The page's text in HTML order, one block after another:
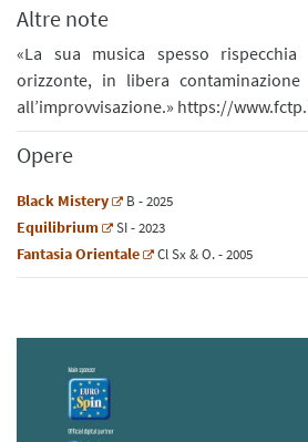
Altre note
«La sua musica spesso rispecchia
orizzonte, in libera
all’improvvisazione.» https://
Opere
Black Mistery B - 2025
Equilibrium SI- 2023
Fantasia Orientale ClSx&O.- 2005